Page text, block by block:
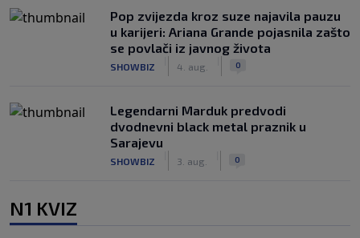
Pop zvijezda kroz suze najavila pauzu
u karijeri: Ariana Grande pojasnila zašto
se povlači iz javnog života
SHOWBIZ 4. aug. 0
Legendarni Marduk predvodi
dvodnevni black metal praznik u
Sarajevu
SHOWBIZ 3. aug. 0
N1 KVIZ